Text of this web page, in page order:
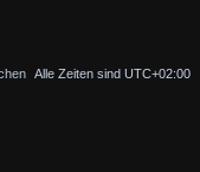
Alle Zeiten sind UTC+02:00